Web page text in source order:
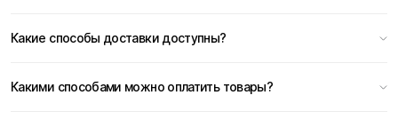
Какие способы доставки доступны?
Какими способами можно оплатить товары?